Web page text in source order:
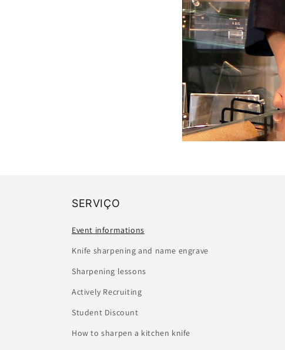
SERVIÇO
Event informations
Knife sharpening and name engrave
Sharpening lessons
Actively Recruiting
Student Discount
How to sharpen a kitchen knife